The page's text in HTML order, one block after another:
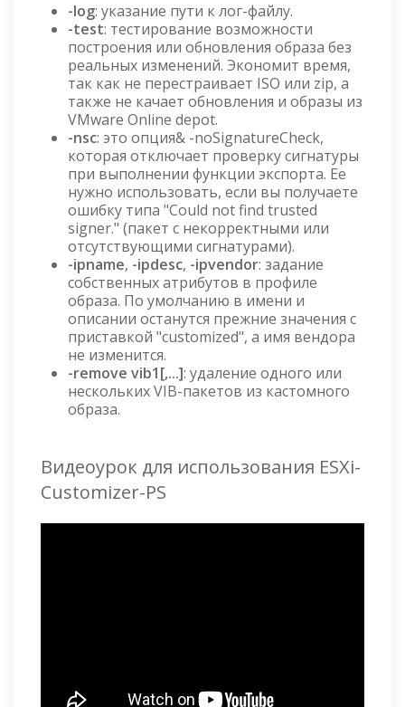
-log: указание пути к лог-файлу.
-test: тестирование возможности
построения или обновления образа без
реальных изменений. Экономит время,
так как не перестраивает ISO или zip, а
также не качает обновления и образы из
VMware Online depot.
-nsc: это опция& -noSignatureCheck,
которая отключает проверку сигнатуры
при выполнении функции экспорта. Ее
нужно использовать, если вы получаете
ошибку типа "Could not find trusted
signer." (пакет с некорректными или
отсутствующими сигнатурами).
-ipname, -ipdesc, -ipvendor: задание
собственных атрибутов в профиле
образа. По умолчанию в имени и
описании останутся прежние значения с
приставкой "customized", а имя вендора
не изменится.
-remove vib1[,...]: удаление одного или
нескольких VIB-пакетов из кастомного
образа.
Видеоурок для использования ESXi-
Customizer-PS